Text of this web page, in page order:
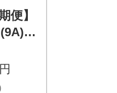
便】
全
円